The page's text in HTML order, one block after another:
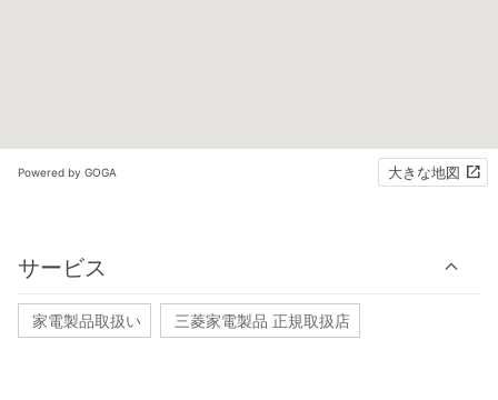
Powered by GOGA 大きな地図
サービス
家電製品取扱い 三菱家電製品 正規取扱店